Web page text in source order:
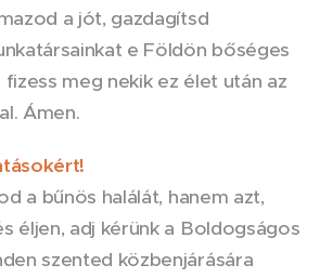
a jót, gazdagítsd
e Földön bőséges
meg nekik ez élet után az
Ámen.
a bűnös halálát, hanem azt,
éljen, adj kérünk a Boldogságos
szented közbenjárására